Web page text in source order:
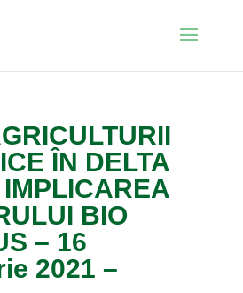
ÎN DELTA
BIO
– 16
2021 –